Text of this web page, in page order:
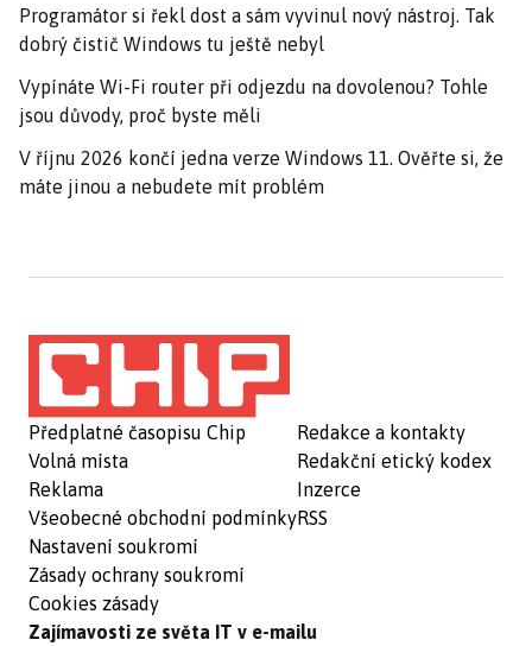
Programátor si řekl dost a sám vyvinul nový nástroj. Tak
dobrý čistič Windows tu ještě nebyl
Vypínáte Wi-Fi router při odjezdu na dovolenou? Tohle
jsou důvody, proč byste měli
V říjnu 2026 končí jedna verze Windows 11. Ověřte si, že
máte jinou a nebudete mít problém
Předplatné časopisu Chip
Volná místa
Reklama
Všeobecné obchodní podmínky
Nastavení soukromí
Zásady ochrany soukromí
Cookies zásady
Redakce a kontakty
Redakční etický kodex
Inzerce
RSS
Zajímavosti ze světa IT v e-mailu